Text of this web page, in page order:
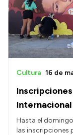
Cultura 16 de
Hasta el
las inscripciones